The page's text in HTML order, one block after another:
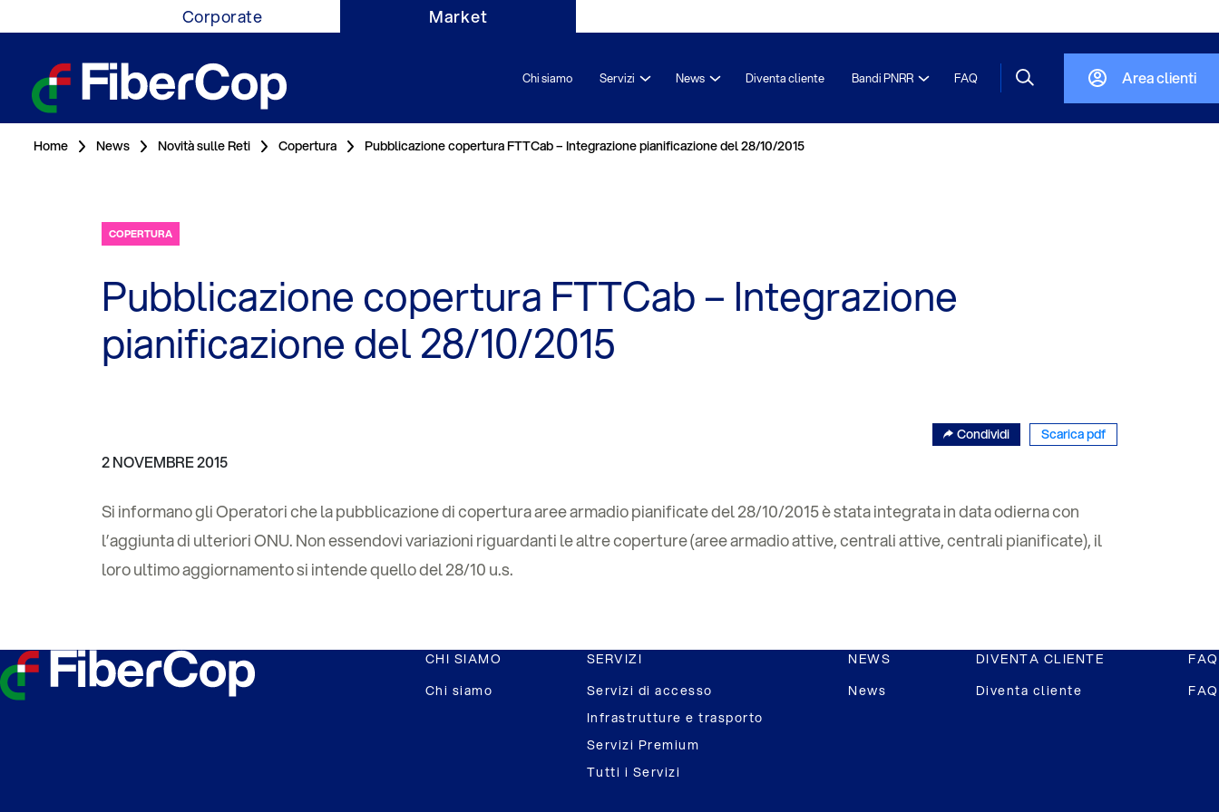
Corporate Market
Chi siamo Servizi News Diventa cliente Bandi PNRR FAQ Area clienti
Home News Novità sulle Reti Copertura Pubblicazione copertura FTTCab – Integrazione pianificazione del 28/10/2015
COPERTURA
Pubblicazione copertura FTTCab – Integrazione
pianificazione del 28/10/2015
Condividi Scarica pdf
2 NOVEMBRE 2015
Si informano gli Operatori che la pubblicazione di copertura aree armadio pianificate del 28/10/2015 è stata integrata in data odierna con
l’aggiunta di ulteriori ONU. Non essendovi variazioni riguardanti le altre coperture (aree armadio attive, centrali attive, centrali pianificate), il
loro ultimo aggiornamento si intende quello del 28/10 u.s.
CHI SIAMO
Chi siamo
SERVIZI
Servizi di accesso
Infrastrutture e trasporto
Servizi Premium
Tutti i Servizi
NEWS
News
DIVENTA CLIENTE
Diventa cliente
FAQ
FAQ